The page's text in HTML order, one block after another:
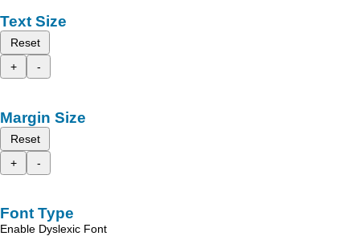
Text Size
Reset
+
-
Margin Size
Reset
+
-
Font Type
Enable Dyslexic Font